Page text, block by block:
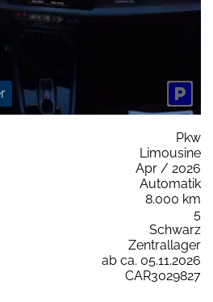
Pkw
Limousine
Apr / 2026
Automatik
8.000 km
5
Schwarz
Zentrallager
ab ca. 05.11.2026
CAR3029827